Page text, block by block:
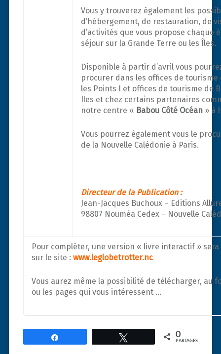
Vous y trouverez également les
d’hébergement, de restauration, de
d’activités que vous propose chaque
séjour sur la Grande Terre ou les Îles.
Disponible à partir d’avril vous
procurer dans les offices de tourisme
les Points I et offices de tourisme de
Iles et chez certains partenaires
notre centre « Babou Côté Océan» à
Vous pourrez également vous le
de la Nouvelle Calédonie à Paris.
Directeur de la Publication :
Jean-Jacques Buchoux – Editions
98807 Nouméa Cedex – Nouvelle
Pour compléter, une version « livre interactif »
sur le site : www.leglobetrotter.nc
Vous aurez même la possibilité de télécharger, au
ou les pages qui vous intéressent …
0
PARTAGES